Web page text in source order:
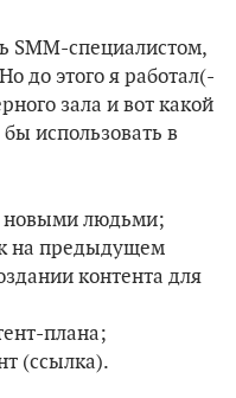
SMM-специалистом,
до этого я работал(-
зала и вот какой
использовать в
новыми людьми;
на предыдущем
контента для
плана;
(ссылка).